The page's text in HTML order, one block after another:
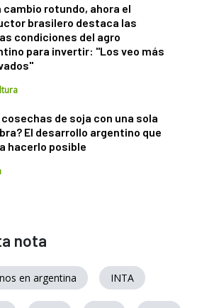
cambio rotundo, ahora el
brasilero destaca las
condiciones del agro
para invertir: "Los veo más
cosechas de soja con una sola
El desarrollo argentino que
hacerlo posible
nota
en argentina INTA